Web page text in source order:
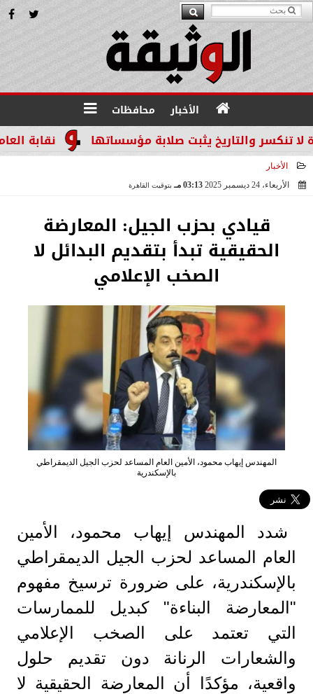
الأخبار محافظات
نقابة والتاريخ يثبت صلابة مؤسساتها
الأخبار
الأربعاء، 24 ديسمبر 2025
03:13 مـ بتوقيت القاهرة
قيادي بحزب الجيل: المعارضة
الحقيقية تبدأ بتقديم البدائل لا
الصخب الإعلامي
المهندس إيهاب محمود، الأمين العام المساعد لحزب الجيل الديمقراطي
بالإسكندرية
شدد المهندس إيهاب محمود، الأمين
العام المساعد لحزب الجيل الديمقراطي
بالإسكندرية، على ضرورة ترسيخ مفهوم
"المعارضة البناءة" كبديل للممارسات
التي تعتمد على الصخب الإعلامي
والشعارات الرنانة دون تقديم حلول
واقعية، مؤكدًا أن المعارضة الحقيقية لا